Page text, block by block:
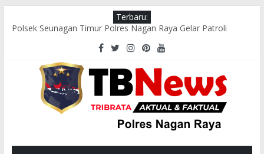
Terbaru:
Polsek Seunagan Timur Polres Nagan Raya Gelar Patroli
Dialogis, Perkuat Sinergi dengan Masyarakat Jaga Kamtibmas
Wakapolres Nagan Raya Hadiri Pelepasan Kontingen Pramuka
Menuju Cibubur di Pendopo Bupati
Polsek Kuala Pesisir Imbau Nelayan Utamakan Keselamatan di
Tengah Cuaca Ekstrem
Polres Nagan Raya Gelar Olahraga Bersama dan Beladiri Polri
untuk Tingkatkan Kebugaran Personel
Wakapolres Nagan Raya Himbau Seluruh Personel Tingkatkan
Disiplin dan Profesionalisme